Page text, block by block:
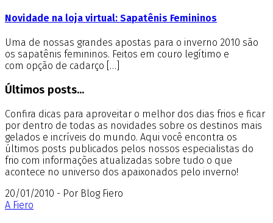
Novidade na loja virtual: Sapatênis Femininos
Uma de nossas grandes apostas para o inverno 2010 são
os sapatênis femininos. Feitos em couro legítimo e
com opção de cadarço […]
Últimos posts...
Confira dicas para aproveitar o melhor dos dias frios e ficar
por dentro de todas as novidades sobre os destinos mais
gelados e incríveis do mundo. Aqui você encontra os
últimos posts publicados pelos nossos especialistas do
frio com informações atualizadas sobre tudo o que
acontece no universo dos apaixonados pelo inverno!
20/01/2010 - Por Blog Fiero
A Fiero